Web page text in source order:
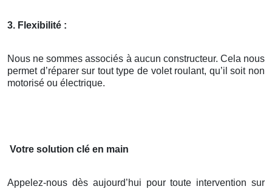
3. Flexibilité :
Nous ne sommes associés à aucun constructeur. Cela nous
permet d’réparer sur tout type de volet roulant, qu’il soit non
motorisé ou électrique.
Votre solution clé en main
Appelez-nous dès aujourd’hui pour toute intervention sur